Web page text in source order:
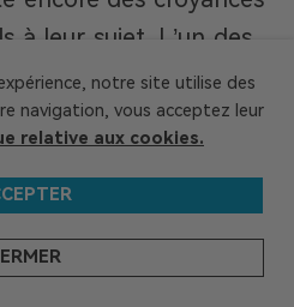
à leur sujet. L’un des
prétendue faiblesse
des travaux
Croyez-le ou non,
la technologie
haute performance
notre site utilise des
navigation, vous acceptez leur
relative aux cookies.